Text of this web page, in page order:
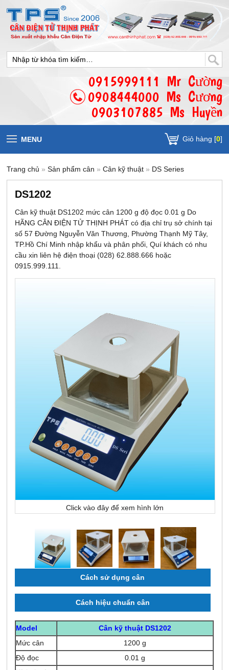
0915999111 Mr Cường
0908444000 Ms Cương
0903107885 Ms Huyền
MENU Giỏ hàng [0]
Trang chủ »Sản phẩm cân »Cân kỹ thuật » DS Series
DS1202
Cân kỹ thuật DS1202 mức cân 1200 g độ đọc 0.01 g Do
HÃNG CÂN ĐIỆN TỬ THỊNH PHÁT có địa chỉ trụ sở chính tại
số 57 Đường Nguyễn Văn Thương, Phường Thạnh Mỹ Tây,
TP.Hồ Chí Minh nhập khẩu và phân phối, Quí khách có nhu
cầu xin liên hệ điện thoại (028) 62.888.666 hoặc
0915.999.111.
Click vào đây để xem hình lớn
Cách sử dụng cân
Cách hiệu chuẩn cân
Model
Cân kỹ thuật DS1202
Mức cân
1200 g
Độ đọc
0.01 g